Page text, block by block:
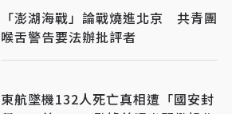
「澎湖海戰」論戰燒進北京 共青團
喉舌警告要法辦批評者
東航墜機132人死亡真相遭「國安封